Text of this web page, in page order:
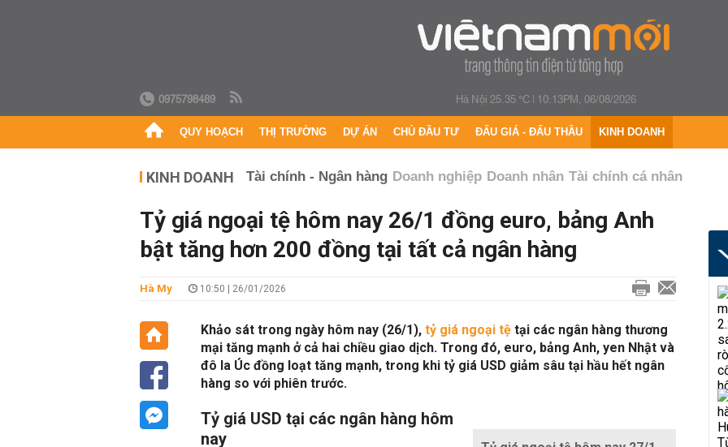
0975798489 Hà Nội 25.35 °C| 10:13PM, 06/08/2026
QUY HOẠCH THỊ TRƯỜNG DỰ ÁN CHỦ ĐẦU TƯ ĐẤU GIÁ - ĐẤU THẦU KINH DOANH
KINH DOANH Tài chính - Ngân hàng Doanh nghiệp Doanh nhân Tài chính cá nhân
Tỷ giá ngoại tệ hôm nay 26/1 đồng euro, bảng Anh
bật tăng hơn 200 đồng tại tất cả ngân hàng
Hà My 10:50 | 26/01/2026
Khảo sát trong ngày hôm nay (26/1), tỷ giá ngoại tệ tại các ngân hàng thương
mại tăng mạnh ở cả hai chiều giao dịch. Trong đó, euro, bảng Anh, yen Nhật và
đô la Úc đồng loạt tăng mạnh, trong khi tỷ giá USD giảm sâu tại hầu hết ngân
hàng so với phiên trước.
Tỷ giá USD tại các ngân hàng hôm
nay